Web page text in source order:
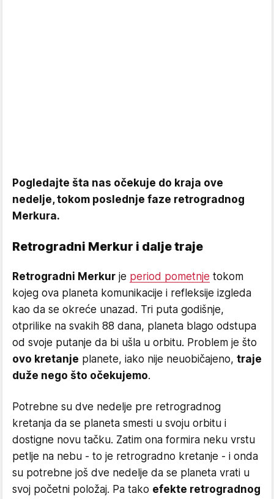
Pogledajte šta nas očekuje do kraja ove
nedelje, tokom poslednje faze retrogradnog
Merkura.
Retrogradni Merkur i dalje traje
Retrogradni Merkur je period pometnje tokom
kojeg ova planeta komunikacije i refleksije izgleda
kao da se okreće unazad. Tri puta godišnje,
otprilike na svakih 88 dana, planeta blago odstupa
od svoje putanje da bi ušla u orbitu. Problem je što
ovo kretanje planete, iako nije neuobičajeno, traje
duže nego što očekujemo.
Potrebne su dve nedelje pre retrogradnog
kretanja da se planeta smesti u svoju orbitu i
dostigne novu tačku. Zatim ona formira neku vrstu
petlje na nebu - to je retrogradno kretanje - i onda
su potrebne još dve nedelje da se planeta vrati u
svoj početni položaj. Pa tako efekte retrogradnog